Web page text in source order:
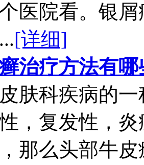
医院看。银
[详细]
治疗方法有哪
肤科疾病的
，复发性，
那么头部牛